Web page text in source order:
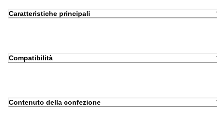
Caratteristiche principali
Compatibilità
Contenuto della confezione